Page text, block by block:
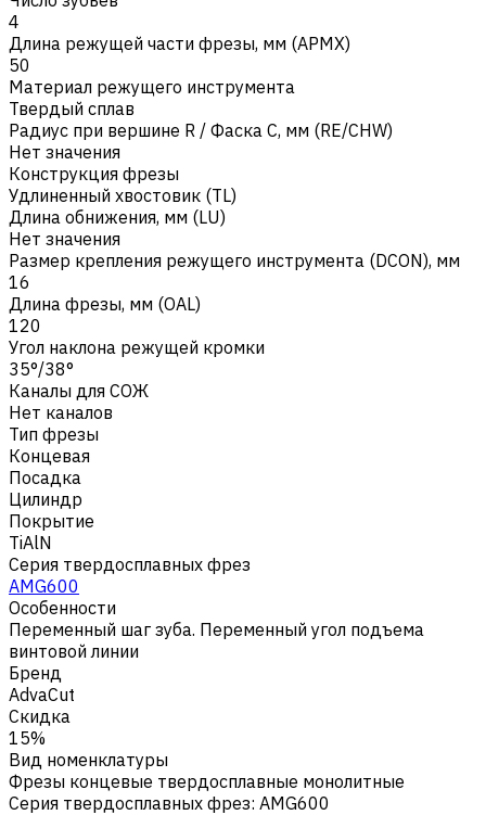
4
Длина режущей части фрезы, мм (APMX)
50
Материал режущего инструмента
Твердый сплав
Радиус при вершине R / Фаска C, мм (RE/CHW)
Нет значения
Конструкция фрезы
Удлиненный хвостовик (TL)
Длина обнижения, мм (LU)
Нет значения
Размер крепления режущего инструмента (DCON), мм
16
Длина фрезы, мм (OAL)
120
Угол наклона режущей кромки
35°/38°
Каналы для СОЖ
Нет каналов
Тип фрезы
Концевая
Посадка
Цилиндр
Покрытие
TiAlN
Серия твердосплавных фрез
AMG600
Особенности
Переменный шаг зуба. Переменный угол подъема
винтовой линии
Бренд
AdvaCut
Скидка
15%
Вид номенклатуры
Фрезы концевые твердосплавные монолитные
Серия твердосплавных фрез: AMG600